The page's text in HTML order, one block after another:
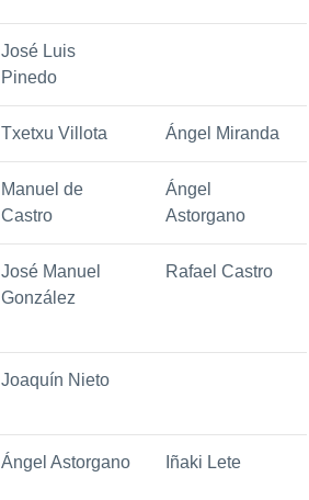
José Luis
Pinedo
Txetxu Villota Ángel Miranda
Manuel de
Castro
Ángel
Astorgano
José Manuel
González
Rafael Castro
Joaquín Nieto
Ángel Astorgano Iñaki Lete